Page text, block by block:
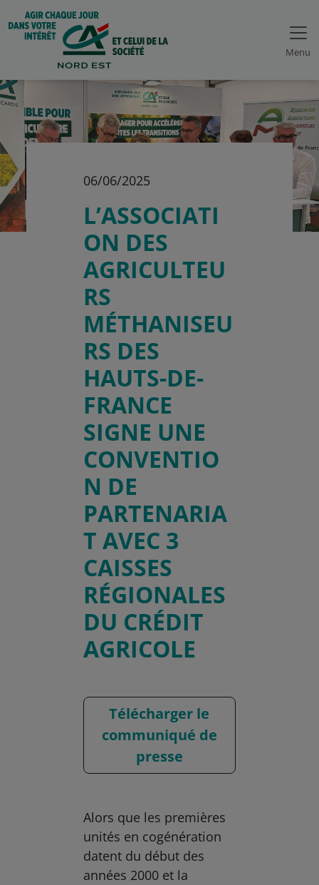
Menu
06/06/2025
L’ASSOCIATI
ON DES
AGRICULTEU
RS
MÉTHANISEU
RS DES
HAUTS-DE-
FRANCE
SIGNE UNE
CONVENTIO
N DE
PARTENARIA
T AVEC 3
CAISSES
RÉGIONALES
DU CRÉDIT
AGRICOLE
Télécharger le
communiqué de
presse
Alors que les premières
unités en cogénération
datent du début des
années 2000 et la